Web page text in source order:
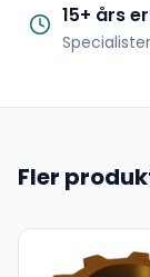
15+ års
Fler